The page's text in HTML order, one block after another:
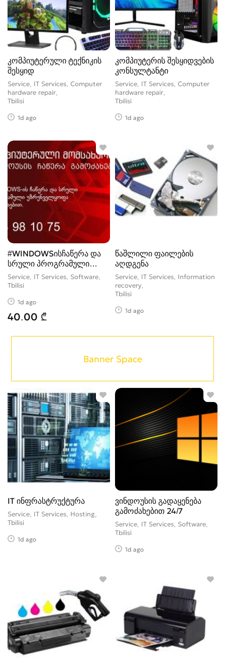
კომპიუტერული ტექნიკის
შესყიდ
Service, IT Services, Computer
hardware repair
Tbilisi
1d ago
კომპიუტერის შესყიდვების
კონსულტანტი
Service, IT Services, Computer
hardware repair
Tbilisi
1d ago
#WINDOWSისჩაწერა და
სრული პროგრამული
უზრუნველყოფა
Service, IT Services, Software
Tbilisi
1d ago
40.00 ₾
წაშლილი ფაილების
აღდგენა
Service, IT Services, Information
recovery
Tbilisi
1d ago
Banner Space
IT ინფრასტრუქტურა
Service, IT Services, Hosting
Tbilisi
1d ago
ვინდოუსის გადაყენება
გამოძახებით 24/7
Service, IT Services, Software
Tbilisi
1d ago